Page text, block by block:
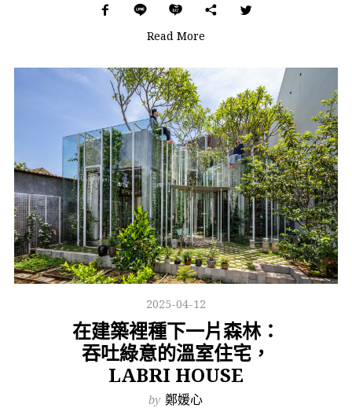
Read More
2025-04-12
在建築裡種下一片森林：
吞吐綠意的溫室住宅，
LABRI HOUSE
by 鄭媛心